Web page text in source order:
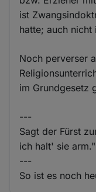
ist
hatte; auch nicht
Noch perverser
im Grundgesetz
---
Sagt der Fürst
ich halt' sie arm."
---
So ist es noch